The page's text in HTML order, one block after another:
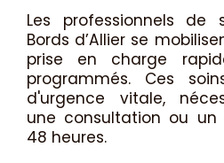
Les professionnels de
Bords d’Allier se
prise en charge
programmés. Ces
d'urgence vitale,
une consultation ou
48 heures.